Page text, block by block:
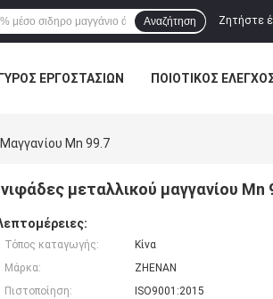
Ζητήστε
Αναζήτηση
ΓΎΡΟΣ ΕΡΓΟΣΤΑΣΊΩΝ ΠΟΙΟΤΙΚΌΣ
Mn 99.7
μεταλλικού μαγγανίου Mn
Τόπος καταγωγής:
Κίνα
Μάρκα:
ZHENAN
Πιστοποίηση:
ISO9001:2015